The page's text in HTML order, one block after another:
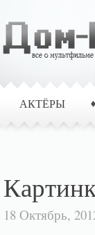
АКТЁРЫ
18 Октябрь,